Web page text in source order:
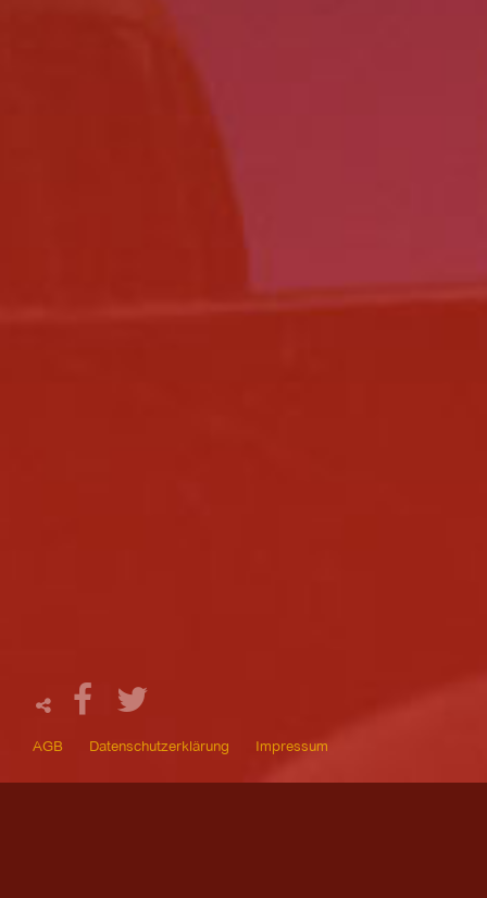
AGB Datenschutzerklärung Impressum